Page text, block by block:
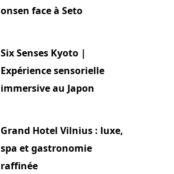
onsen face à Seto
Six Senses Kyoto |
Expérience sensorielle
immersive au Japon
Grand Hotel Vilnius : luxe,
spa et gastronomie
raffinée